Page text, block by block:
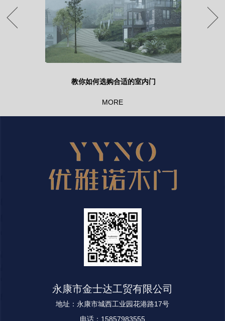
教你如何选购合适的室内门
MORE
永康市金士达工贸有限公司
地址：永康市城西工业园花港路17号
电话：15857983555